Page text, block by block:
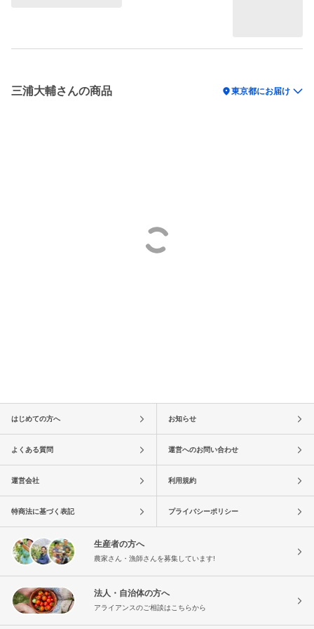
三浦大輔さんの商品 location_on東京都にお届け
はじめての方へ お知らせ
よくある質問 運営へのお問い合わせ
運営会社 利用規約
特商法に基づく表記 プライバシーポリシー
生産者の方へ
農家さん・漁師さんを募集しています!
法人・自治体の方へ
アライアンスのご相談はこちらから